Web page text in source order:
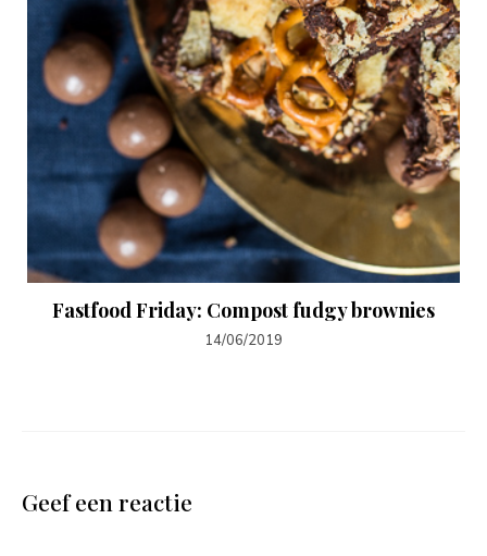
Fastfood Friday: Compost fudgy brownies
14/06/2019
Geef een reactie